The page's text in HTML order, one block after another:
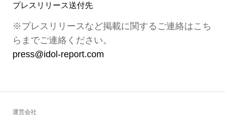
プレスリリース送付先
※プレスリリースなど掲載に関するご連絡はこち
らまでご連絡ください。
press@idol-report.com
運営会社